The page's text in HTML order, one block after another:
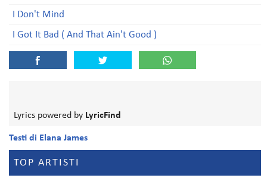
I Don't Mind
I Got It Bad ( And That Ain't Good )
Lyrics powered by LyricFind
Testi di Elana James
TOP ARTISTI